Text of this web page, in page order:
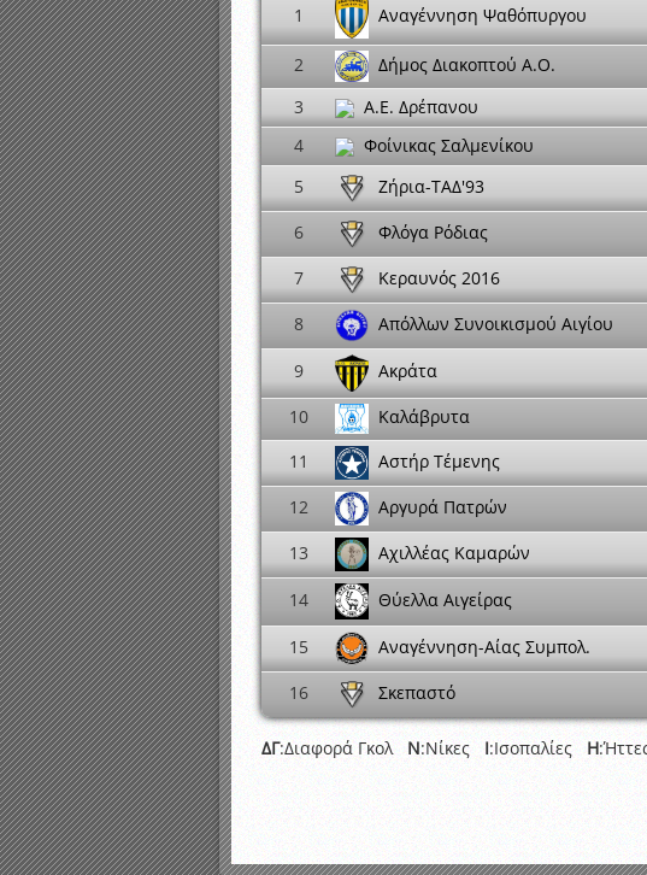
1
Αναγέννηση Ψαθόπυργου
2 Δήμος Διακοπτού Α.Ο.
3
A.E. Δρέπανου
4
Φοίνικας Σαλμενίκου
5
Ζήρια-ΤΑΔ'93
6
Φλόγα Ρόδιας
7
Κεραυνός 2016
8
Απόλλων Συνοικισμού Αιγίου
9 Ακράτα
10
Καλάβρυτα
11
Αστήρ Τέμενης
12
Αργυρά Πατρών
13
Αχιλλέας Καμαρών
14 Θύελλα Αιγείρας
15 Αναγέννηση-Αίας Συμπολ.
16
Σκεπαστό
ΔΓ:Διαφορά Γκολ Ν:Νίκες Ι:Ισοπαλίες Η